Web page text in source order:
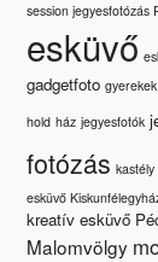
session jegyesfotózás
esküvő
gadgetfoto gyerekek
hold ház jegyesfotók
fotózás kastély
esküvő
kreatív esküvő
Malomvölgy